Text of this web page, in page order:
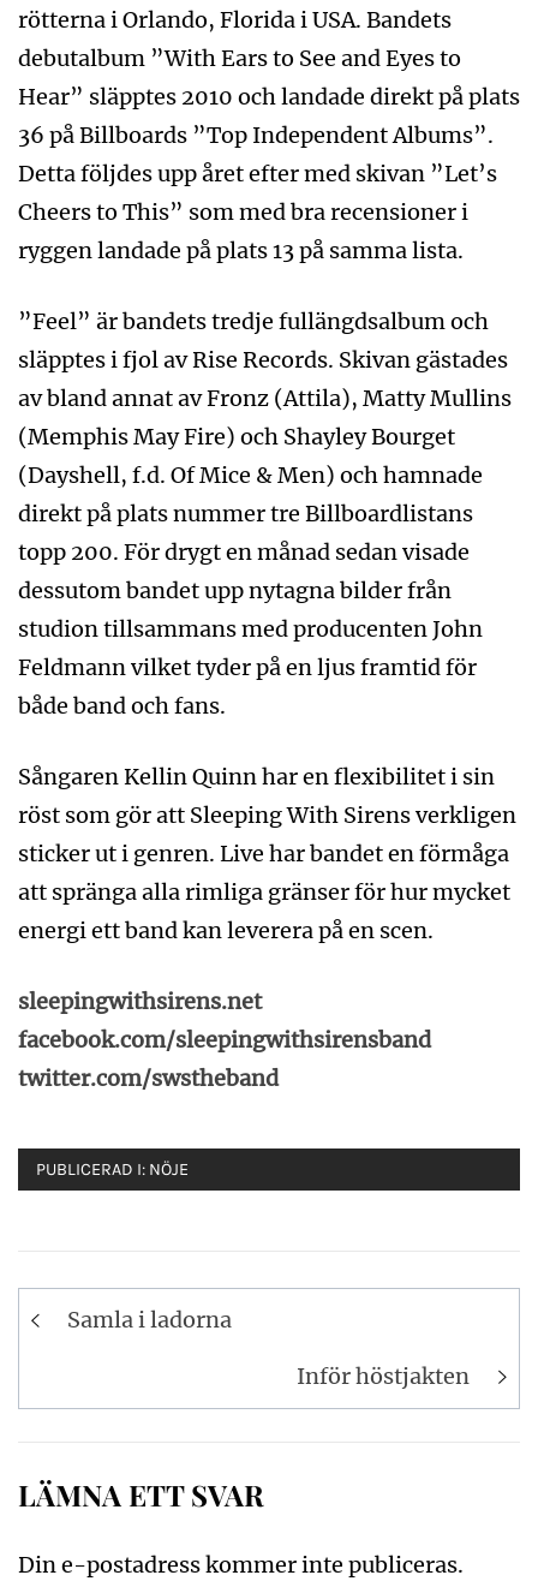
rötterna i Orlando, Florida i USA. Bandets
debutalbum ”With Ears to See and Eyes to
Hear” släpptes 2010 och landade direkt på plats
36 på Billboards ”Top Independent Albums”.
Detta följdes upp året efter med skivan ”Let’s
Cheers to This” som med bra recensioner i
ryggen landade på plats 13 på samma lista.
”Feel” är bandets tredje fullängdsalbum och
släpptes i fjol av Rise Records. Skivan gästades
av bland annat av Fronz (Attila), Matty Mullins
(Memphis May Fire) och Shayley Bourget
(Dayshell, f.d. Of Mice & Men) och hamnade
direkt på plats nummer tre Billboardlistans
topp 200. För drygt en månad sedan visade
dessutom bandet upp nytagna bilder från
studion tillsammans med producenten John
Feldmann vilket tyder på en ljus framtid för
både band och fans.
Sångaren Kellin Quinn har en flexibilitet i sin
röst som gör att Sleeping With Sirens verkligen
sticker ut i genren. Live har bandet en förmåga
att spränga alla rimliga gränser för hur mycket
energi ett band kan leverera på en scen.
sleepingwithsirens.net
facebook.com/sleepingwithsirensband
twitter.com/swstheband
PUBLICERAD I: NÖJE
Inläggsnavigering
Samla i ladorna
Inför höstjakten
LÄMNA ETT SVAR
Din e-postadress kommer inte publiceras.